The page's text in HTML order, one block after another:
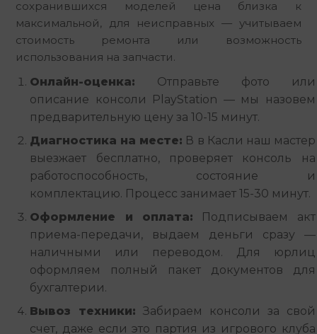
сохранившихся моделей цена близка к
максимальной, для неисправных — учитываем
стоимость ремонта или возможность
использования на запчасти.
Онлайн-оценка: Отправьте фото или
описание консоли PlayStation — мы назовем
предварительную цену за 10-15 минут.
Диагностика на месте: В в Касли наш мастер
выезжает бесплатно, проверяет консоль на
работоспособность, состояние и
комплектацию. Процесс занимает 15-30 минут.
Оформление и оплата: Подписываем акт
приема-передачи, выдаем деньги сразу —
наличными или переводом. Для юрлиц
оформляем полный пакет документов для
бухгалтерии.
Вывоз техники: Забираем консоли за свой
счет, даже если это партия из игрового клуба